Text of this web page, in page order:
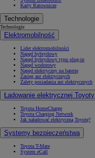
Karty Ratownicze
Technologie
Technologie
Elektromobilność
Lider elektromobilności
Napęd hybrydowy
Napęd hybrydowy typu plug-in
Napęd wodorowy
Napęd elektryczny na baterię
Zasięg aut elektrycznych
Zalety posiadania aut elektrycznych
Ładowanie elektrycznej Toyoty
Toyota HomeCharge
Toyota Charging Network
Jak naładować elektryczną Toyotę?
Systemy bezpieczeństwa
Toyota T-Mate
System eCall